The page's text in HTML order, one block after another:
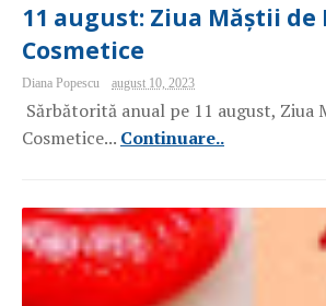
11 august: Ziua Măștii de
Cosmetice
Diana Popescu august 10, 2023
Sărbătorită anual pe 11 august, Ziua
Cosmetice... Continuare..